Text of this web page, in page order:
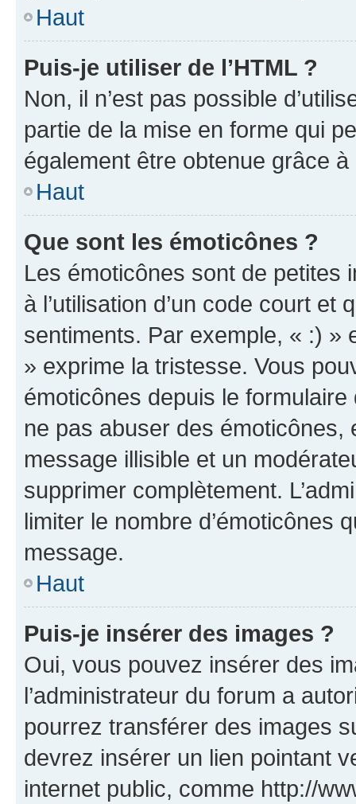
Haut
Puis-je utiliser de l’HTML ?
Non, il n’est pas possible
partie de la mise en forme qui
également être obtenue grâce à
Haut
Que sont les émoticônes ?
Les émoticônes sont de petites
à l’utilisation d’un code court et
sentiments. Par exemple, « :) »
» exprime la tristesse. Vous
émoticônes depuis le
ne pas abuser des
message illisible et un
supprimer complètement.
limiter le nombre d’émoticônes
message.
Haut
Puis-je insérer des images ?
Oui, vous pouvez insérer des
l’administrateur du forum a
pourrez transférer des images
devrez insérer un lien pointant
internet public, comme http://